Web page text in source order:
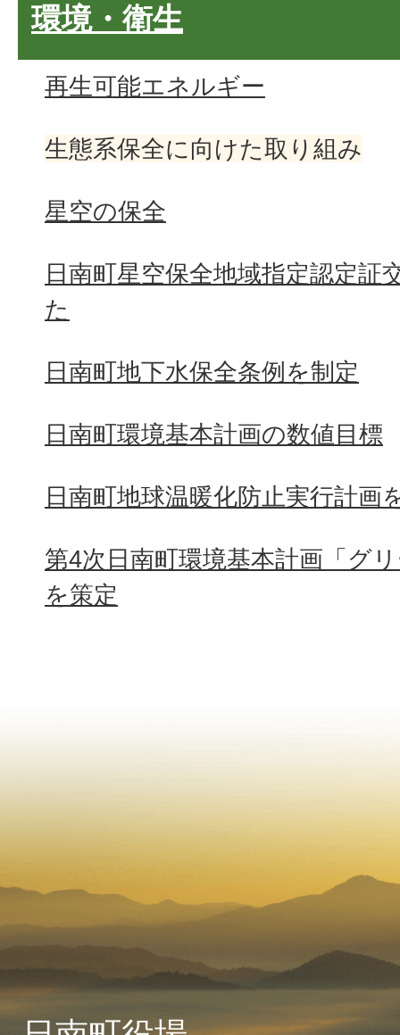
環境・衛生
再生可能エネルギー
生態系保全に向けた取り組み
星空の保全
日南町星空保全地域指定認定証
た
日南町地下水保全条例を制定
日南町環境基本計画の数値目標
日南町地球温暖化防止実行計画
第4次日南町環境基本計画「グ
を策定